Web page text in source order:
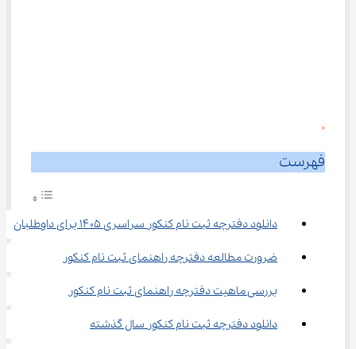
0
فهرست
دانلود دفترچه ثبت نام کنکور سراسری ۱۴۰۵ برای داوطلبان
ضرورت مطالعه دفترچه راهنمای ثبت ‌نام کنکور
بررسی ماهیت دفترچه راهنمای ثبت ‌نام کنکور
دانلود دفترچه ثبت نام کنکور سال گذشته